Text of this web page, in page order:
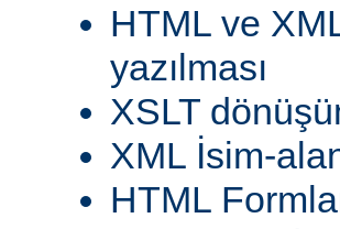
HTML ve
yazılması
XSLT
XML İsim-
HTML